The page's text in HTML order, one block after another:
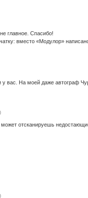
главное. Спасибо!
вместо «Модулор»
у вас. На моей даже автограф
может отсканируешь